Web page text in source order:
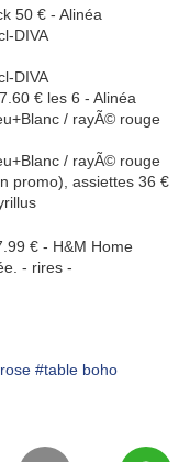
50 € - Alinéa
€ les 6 - Alinéa
promo), assiettes 36 €
€ - H&M Home
- rires -
#table boho